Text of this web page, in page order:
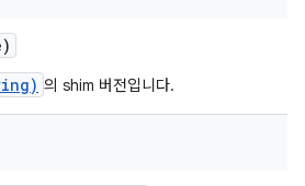
의 shim 버전입니다.